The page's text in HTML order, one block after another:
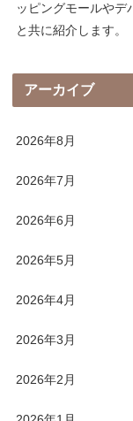
ッピングモールやデ
と共に紹介します。
アーカイブ
2026年8月
2026年7月
2026年6月
2026年5月
2026年4月
2026年3月
2026年2月